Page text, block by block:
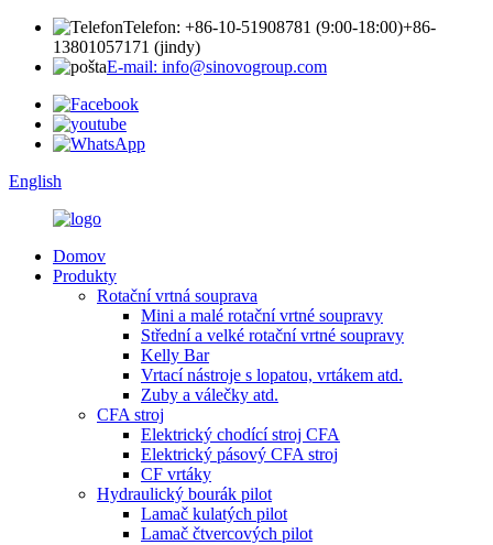
Telefon: +86-10-51908781 (9:00-18:00)+86-
13801057171 (jindy)
E-mail: info@sinovogroup.com
English
Domov
Produkty
Rotační vrtná souprava
Mini a malé rotační vrtné soupravy
Střední a velké rotační vrtné soupravy
Kelly Bar
Vrtací nástroje s lopatou, vrtákem atd.
Zuby a válečky atd.
CFA stroj
Elektrický chodící stroj CFA
Elektrický pásový CFA stroj
CF vrtáky
Hydraulický bourák pilot
Lamač kulatých pilot
Lamač čtvercových pilot